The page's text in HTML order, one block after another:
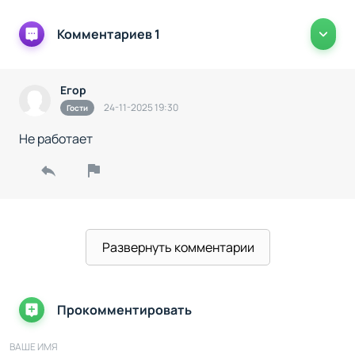
Комментариев 1
Егор
Гости 24-11-2025 19:30
Не работает
Развернуть комментарии
Прокомментировать
ВАШЕ ИМЯ